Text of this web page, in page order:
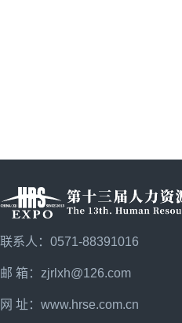
联系人：0571-88391016
邮 箱：zjrlxh@126.com
网 址： www.hrse.com.cn